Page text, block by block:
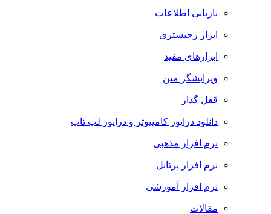
بازیابی اطلاعات
ابزار رجیستری
ابزارهای مفید
ویرایشگر متن
قفل گذار
دانلود درایور کامپیوتر و درایور لپ تاپ
نرم افزار مذهبی
نرم افزار پرتابل
نرم افزار آموزشی
مقالات